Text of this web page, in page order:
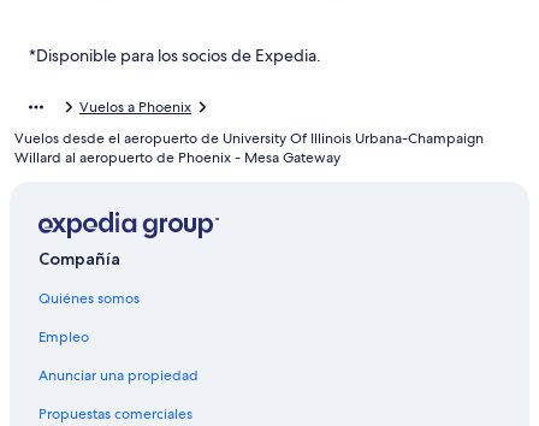
Vuelos de Albuquerque (ABQ) a Phoenix (PHX)
Vuelos de Amarillo (AMA) a Phoenix (PHX)
Vuelos de Bakersfield (BFL) a Phoenix (PHX)
Vuelos de León (BJX) a Phoenix (PHX)
Vuelos de Aeropuerto Internacional de Bogotá-El Dorado
*Disponible para los socios de Expedia.
Vuelos a Phoenix
Vuelos desde el aeropuerto de University Of Illinois Urbana-Champaign
Willard al aeropuerto de Phoenix - Mesa Gateway
Compañía
Quiénes somos
Empleo
Anunciar una propiedad
Propuestas comerciales